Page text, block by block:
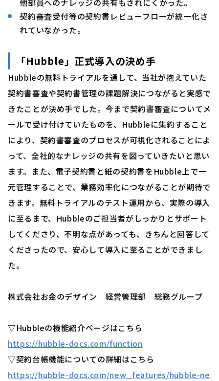
他部員へのナレッジの共有もされにくかった。
契約審査受付等の契約書レビューフローが統一化さ
れていなかった。
「Hubble」正式導入の決め手
Hubbleの無料トライアルを通して、当社が抱えていた
契約書審査や契約書管理の課題解決につながると実感で
きたことが決め手でした。今まで契約書審査についてメ
ールで受け付けていたものを、Hubbleに集約すること
により、契約書審査のプロセスが可視化されることによ
って、全社的なナレッジの共有を図っていきたいと思い
ます。また、電子契約書と紙の契約書をHubble上で一
元管理することで、業務効率化につながることが期待で
きます。無料トライアルのテスト運用から、実際の導入
に至るまで、Hubbleのご担当者がしっかりとサポート
してくださり、不明な点があっても、きちんと回答して
くださったので、安心して導入に至ることができまし
た。
株式会社お金のデザイン 経営管理部 総務グループ
▽Hubbleの機能紹介ページはこちら
https://hubble-docs.com/function
▽契約台帳機能についての詳細はこちら
https://hubble-docs.com/new_features/hubble-ne